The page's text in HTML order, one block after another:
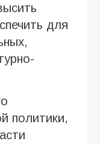
для
политики,